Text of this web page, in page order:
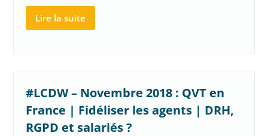
Lire la suite
#LCDW – Novembre 2018 : QVT en
France | Fidéliser les agents | DRH,
RGPD et salariés ?